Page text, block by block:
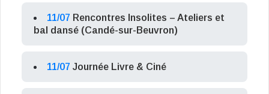
11/07 Rencontres Insolites – Ateliers et
bal dansé (Candé-sur-Beuvron)
11/07 Journée Livre & Ciné